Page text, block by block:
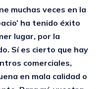
muchas veces en la
ha tenido éxito
lugar, por la
Sí es cierto que hay
comerciales,
en mala calidad o